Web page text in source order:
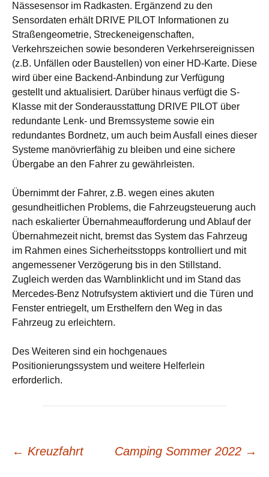
Nässesensor im Radkasten. Ergänzend zu den
Sensordaten erhält DRIVE PILOT Informationen zu
Straßengeometrie, Streckeneigenschaften,
Verkehrszeichen sowie besonderen Verkehrsereignissen
(z.B. Unfällen oder Baustellen) von einer HD-Karte. Diese
wird über eine Backend-Anbindung zur Verfügung
gestellt und aktualisiert. Darüber hinaus verfügt die S-
Klasse mit der Sonderausstattung DRIVE PILOT über
redundante Lenk- und Bremssysteme sowie ein
redundantes Bordnetz, um auch beim Ausfall eines dieser
Systeme manövrierfähig zu bleiben und eine sichere
Übergabe an den Fahrer zu gewährleisten.
Übernimmt der Fahrer, z.B. wegen eines akuten
gesundheitlichen Problems, die Fahrzeugsteuerung auch
nach eskalierter Übernahmeaufforderung und Ablauf der
Übernahmezeit nicht, bremst das System das Fahrzeug
im Rahmen eines Sicherheitsstopps kontrolliert und mit
angemessener Verzögerung bis in den Stillstand.
Zugleich werden das Warnblinklicht und im Stand das
Mercedes-Benz Notrufsystem aktiviert und die Türen und
Fenster entriegelt, um Ersthelfern den Weg in das
Fahrzeug zu erleichtern.
Des Weiteren sind ein hochgenaues
Positionierungssystem und weitere Helferlein
erforderlich.
Beitrags-
← Kreuzfahrt Camping Sommer 2022 →